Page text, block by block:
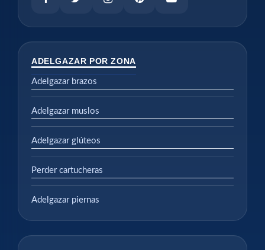
ADELGAZAR POR ZONA
Adelgazar brazos
Adelgazar muslos
Adelgazar glúteos
Perder cartucheras
Adelgazar piernas